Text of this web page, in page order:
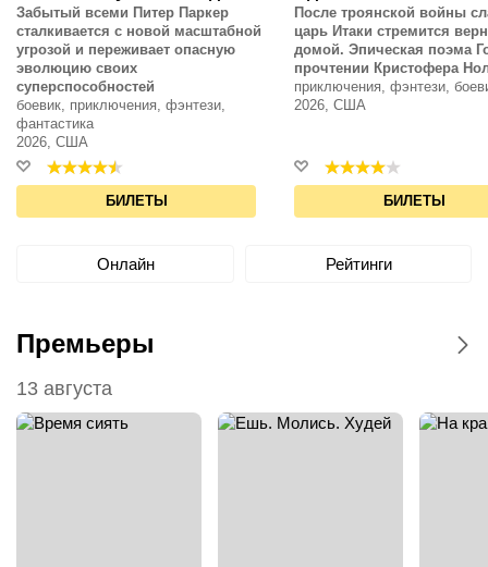
Онлайн Рейтинги
Забытый всеми Питер Паркер
сталкивается с новой масштабной
угрозой и переживает опасную
эволюцию своих
суперспособностей
боевик, приключения, фэнтези,
фантастика
2026, США
БИЛЕТЫ
После троянской войны
царь Итаки стремится
домой. Эпическая поэма
прочтении Кристофера
приключения, фэнтези,
2026, США
БИЛЕТЫ
Премьеры
13 августа